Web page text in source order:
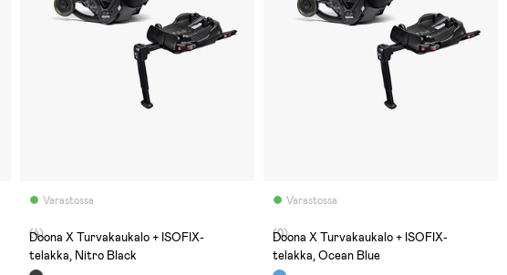
Varastossa
(4)
Doona X Turvakaukalo + ISOFIX-
telakka, Nitro Black
Varastossa
(0)
Doona X Turvakaukalo + ISOFIX-
telakka, Ocean Blue